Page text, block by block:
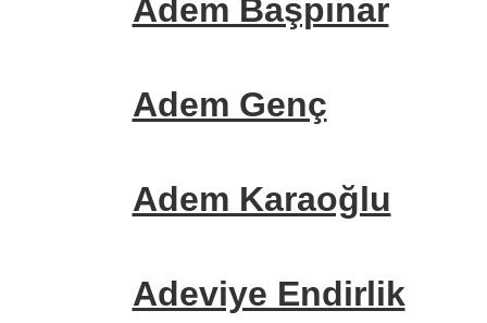
Adem Başpınar
Adem Genç
Adem Karaoğlu
Adeviye Endirlik